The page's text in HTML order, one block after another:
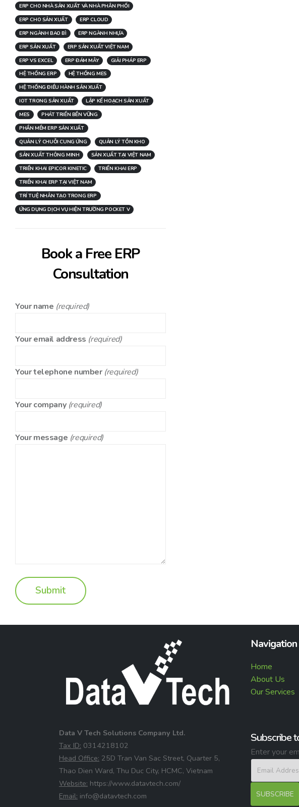
ERP CHO NHÀ SẢN XUẤT VÀ NHÀ PHÂN PHỐI
ERP CHO SẢN XUẤT
ERP CLOUD
ERP NGÀNH BAO BÌ
ERP NGÀNH NHỰA
ERP SẢN XUẤT
ERP SẢN XUẤT VIỆT NAM
ERP VS EXCEL
ERP ĐÁM MÂY
GIẢI PHÁP ERP
HỆ THỐNG ERP
HỆ THỐNG MES
HỆ THỐNG ĐIỀU HÀNH SẢN XUẤT
IOT TRONG SẢN XUẤT
LẬP KẾ HOẠCH SẢN XUẤT
MES
PHÁT TRIỂN BỀN VỮNG
PHẦN MỀM ERP SẢN XUẤT
QUẢN LÝ CHUỖI CUNG ỨNG
QUẢN LÝ TỒN KHO
SẢN XUẤT THÔNG MINH
SẢN XUẤT TẠI VIỆT NAM
TRIỂN KHAI EPICOR KINETIC
TRIỂN KHAI ERP
TRIỂN KHAI ERP TẠI VIỆT NAM
TRÍ TUỆ NHÂN TẠO TRONG ERP
ỨNG DỤNG DỊCH VỤ HIỆN TRƯỜNG POCKET V
Book a Free ERP
Consultation
Your name (required)
Your email address (required)
Your telephone number (required)
Your company (required)
Your message (required)
Data V Tech Solutions Company Ltd.
⁠Tax ID: 0314218102
⁠Head Office: 25D Tran Van Sac Street, Quarter 5,
Thao Dien Ward, Thu Duc City, HCMC, Vietnam
⁠Website: https://www.datavtech.com/
⁠Email: info@datavtech.com
Navigation
Home
About Us
Our Services
Subscribe
Enter your